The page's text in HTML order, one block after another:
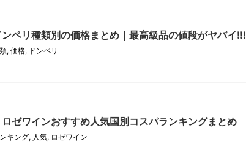
ペリ種類別の価格まとめ｜最高級品の値段がヤバイ!!!
, 価格, ドンペリ
ゼワインおすすめ人気国別コスパランキングまとめ
キング, 人気, ロゼワイン